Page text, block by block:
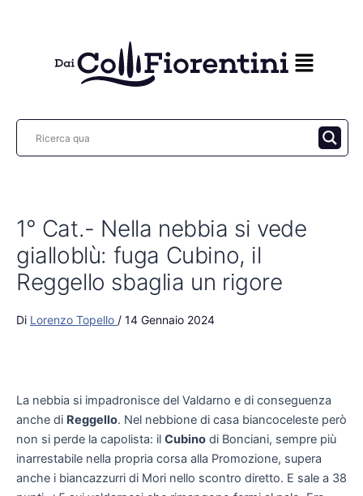
1° Cat.- Nella nebbia si vede
gialloblù: fuga Cubino, il
Reggello sbaglia un rigore
Di Lorenzo Topello / 14 Gennaio 2024
La nebbia si impadronisce del Valdarno e di conseguenza
anche di Reggello. Nel nebbione di casa biancoceleste però
non si perde la capolista: il Cubino di Bonciani, sempre più
inarrestabile nella propria corsa alla Promozione, supera
anche i biancazzurri di Mori nello scontro diretto. E sale a 38